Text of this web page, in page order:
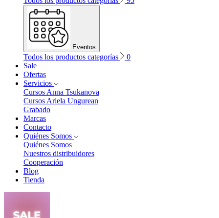
Eventos
Todos los productos categorías
0
Sale
Ofertas
Servicios
Cursos Anna Tsukanova
Cursos Ariela Ungurean
Grabado
Marcas
Contacto
Quiénes Somos
Quiénes Somos
Nuestros distribuidores
Cooperación
Blog
Tienda